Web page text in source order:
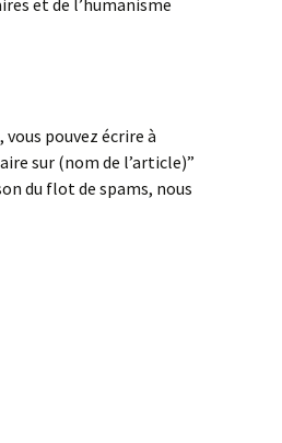
et de l’humanisme
pouvez écrire à
sur (nom de l’article)”
du flot de spams, nous